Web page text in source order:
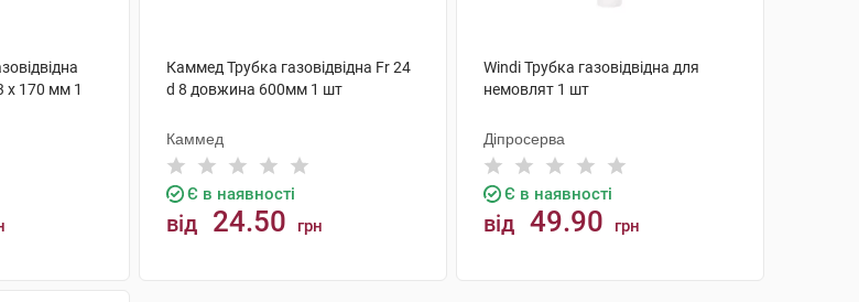
х 170 мм 1
Каммед Трубка газовідвідна Fr 24
d 8 довжина 600мм 1 шт
Каммед
Є в наявності
від 24.50 грн
Windi Трубка газовідвідна для
немовлят 1 шт
Діпросерва
Є в наявності
від 49.90 грн